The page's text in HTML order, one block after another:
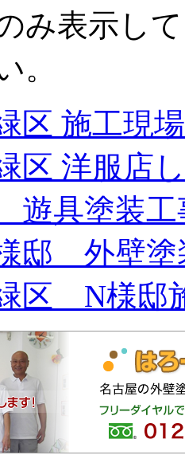
み表示し
。
区 施工現
区 洋服店
具塗装工
邸 外壁
区 N様邸